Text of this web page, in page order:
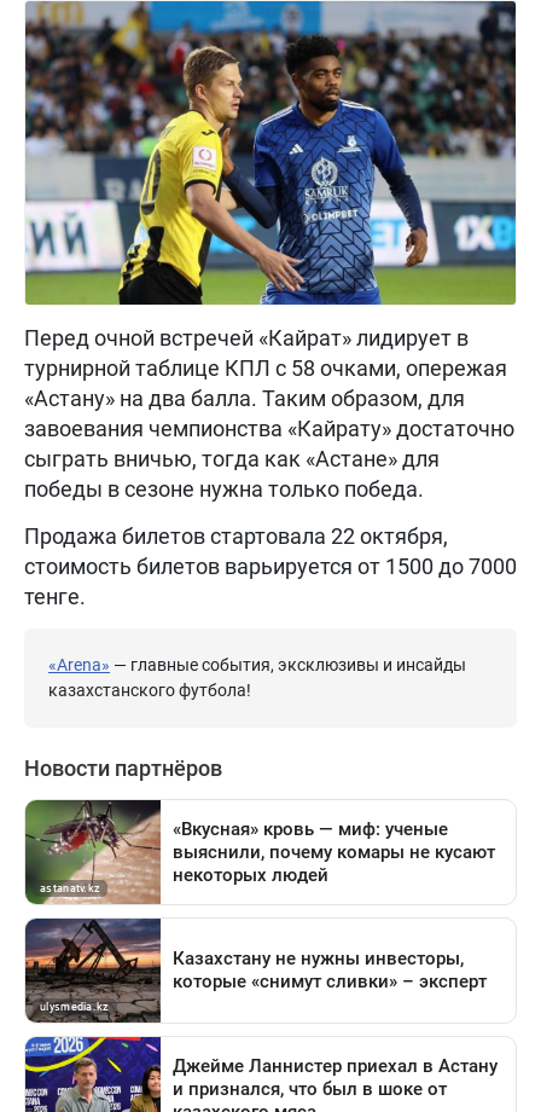
Перед очной встречей «Кайрат» лидирует в
турнирной таблице КПЛ с 58 очками, опережая
«Астану» на два балла. Таким образом, для
завоевания чемпионства «Кайрату» достаточно
сыграть вничью, тогда как «Астане» для
победы в сезоне нужна только победа.
Продажа билетов стартовала 22 октября,
стоимость билетов варьируется от 1500 до 7000
тенге.
«Arena» — главные события, эксклюзивы и инсайды
казахстанского футбола!